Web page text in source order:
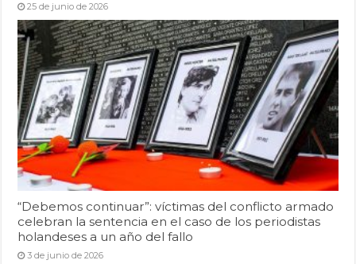
25 de junio de 2026
“Debemos continuar”: víctimas del conflicto armado
celebran la sentencia en el caso de los periodistas
holandeses a un año del fallo
3 de junio de 2026